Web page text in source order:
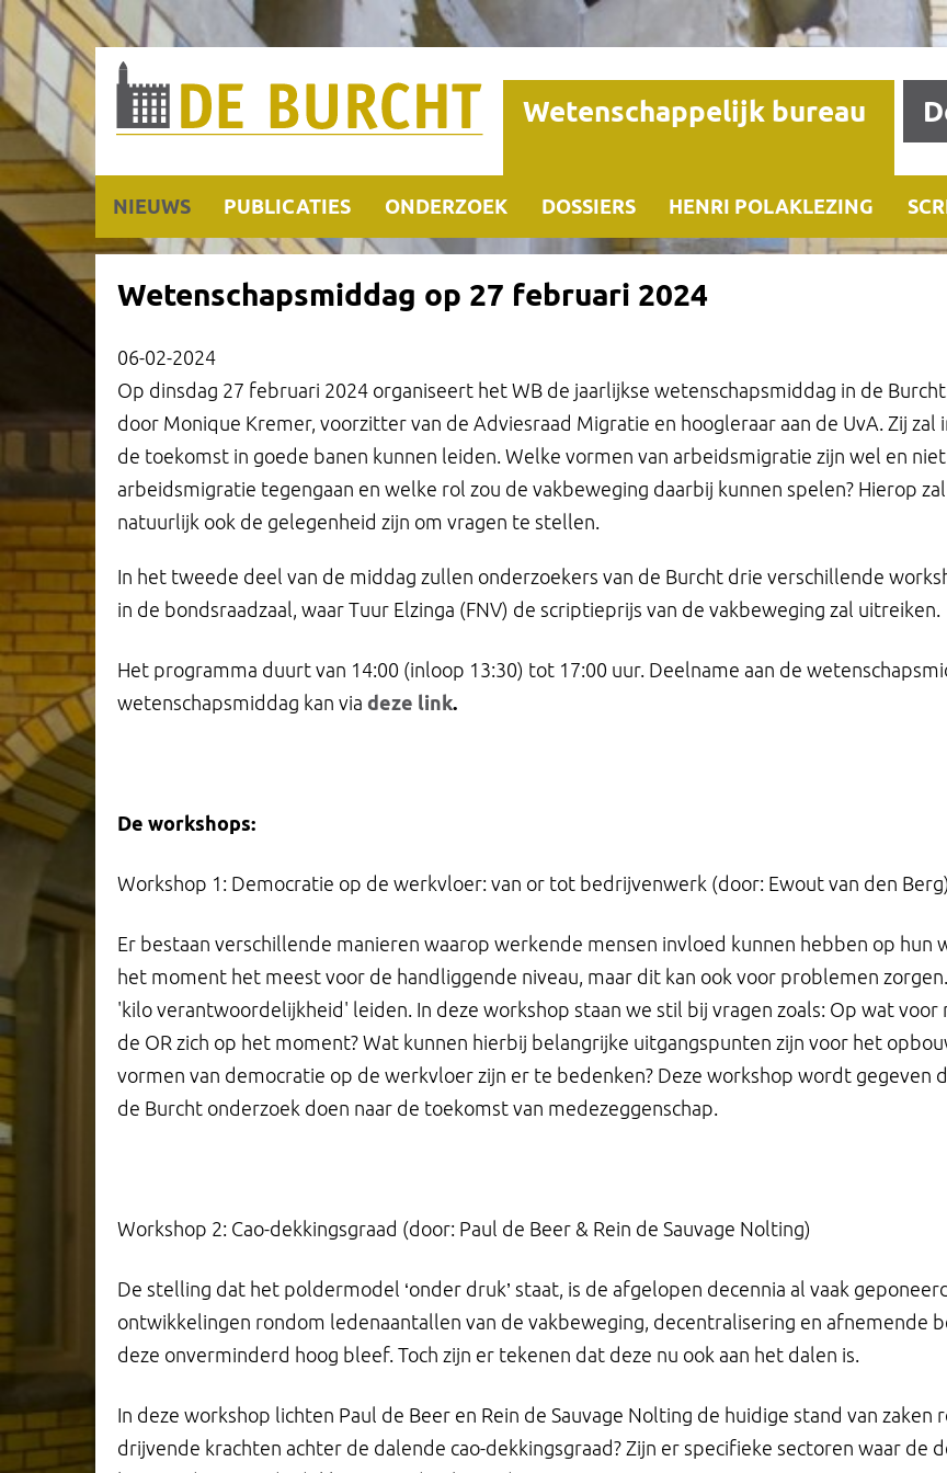
Wetenschappelijk bureau
NIEUWS PUBLICATIES ONDERZOEK DOSSIERS HENRI POLAKLEZING
Wetenschapsmiddag op 27 februari 2024
06-02-2024
Op dinsdag 27 februari 2024 organiseert het WB de jaarlijkse wetenschapsmiddag in de
door Monique Kremer, voorzitter van de Adviesraad Migratie en hoogleraar aan de UvA. Zij
de toekomst in goede banen kunnen leiden. Welke vormen van arbeidsmigratie zijn wel en
arbeidsmigratie tegengaan en welke rol zou de vakbeweging daarbij kunnen spelen? Hierop
natuurlijk ook de gelegenheid zijn om vragen te stellen.
In het tweede deel van de middag zullen onderzoekers van de Burcht drie verschillende
in de bondsraadzaal, waar Tuur Elzinga (FNV) de scriptieprijs van de vakbeweging zal uitreiken.
Het programma duurt van 14:00 (inloop 13:30) tot 17:00 uur. Deelname aan de
wetenschapsmiddag kan via deze link.
De workshops:
Workshop 1: Democratie op de werkvloer: van or tot bedrijvenwerk (door: Ewout van den Berg)
Er bestaan verschillende manieren waarop werkende mensen invloed kunnen hebben op hun
het moment het meest voor de handliggende niveau, maar dit kan ook voor problemen
'kilo verantwoordelijkheid' leiden. In deze workshop staan we stil bij vragen zoals: Op wat
de OR zich op het moment? Wat kunnen hierbij belangrijke uitgangspunten zijn voor het
vormen van democratie op de werkvloer zijn er te bedenken? Deze workshop wordt gegeven
de Burcht onderzoek doen naar de toekomst van medezeggenschap.
Workshop 2: Cao-dekkingsgraad (door: Paul de Beer & Rein de Sauvage Nolting)
De stelling dat het poldermodel ‘onder druk’ staat, is de afgelopen decennia al vaak
ontwikkelingen rondom ledenaantallen van de vakbeweging, decentralisering en afnemende
deze onverminderd hoog bleef. Toch zijn er tekenen dat deze nu ook aan het dalen is.
In deze workshop lichten Paul de Beer en Rein de Sauvage Nolting de huidige stand van
drijvende krachten achter de dalende cao-dekkingsgraad? Zijn er specifieke sectoren waar de